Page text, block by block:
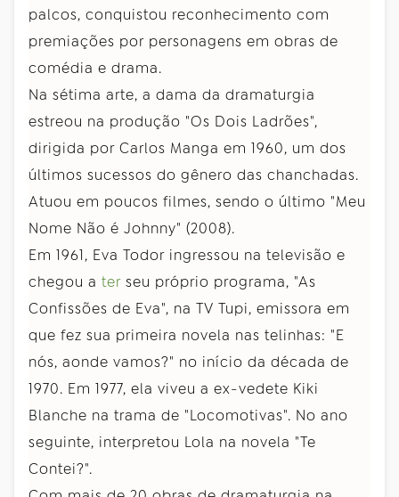
palcos, conquistou reconhecimento com
premiações por personagens em obras de
comédia e drama.
Na sétima arte, a dama da dramaturgia
estreou na produção "Os Dois Ladrões",
dirigida por Carlos Manga em 1960, um dos
últimos sucessos do gênero das chanchadas.
Atuou em poucos filmes, sendo o último "Meu
Nome Não é Johnny" (2008).
Em 1961, Eva Todor ingressou na televisão e
chegou a ter seu próprio programa, "As
Confissões de Eva", na TV Tupi, emissora em
que fez sua primeira novela nas telinhas: "E
nós, aonde vamos?" no início da década de
1970. Em 1977, ela viveu a ex-vedete Kiki
Blanche na trama de "Locomotivas". No ano
seguinte, interpretou Lola na novela "Te
Contei?".